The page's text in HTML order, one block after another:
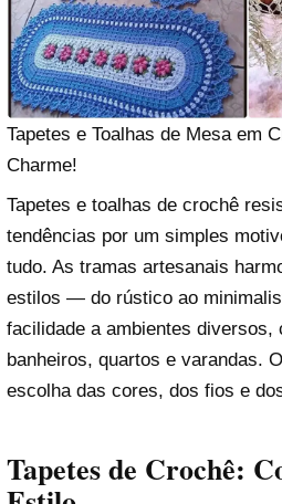
Tapetes e Toalhas de Mesa em
Charme!
Tapetes e toalhas de crochê
tendências por um simples
tudo. As tramas artesanais
estilos — do rústico ao
facilidade a ambientes diversos,
banheiros, quartos e varandas.
escolha das cores, dos fios e
Tapetes de Crochê: